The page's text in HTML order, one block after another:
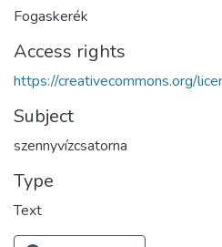
Fogaskerék
Access rights
https://creativecommons.org/
Subject
szennyvízcsatorna
Type
Text